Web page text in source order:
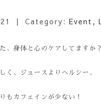
| Category: Event ,
、身体と心のケアしてますか？
く、ジュースよりヘルシー、
もカフェインが少ない！